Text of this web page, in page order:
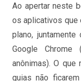
Ao apertar neste
os aplicativos que
plano,
Google
anônimas). O
guias não